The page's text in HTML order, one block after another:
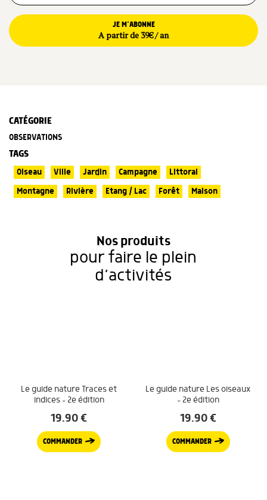
JE M’ABONNE
A partir de 39€ / an
CATÉGORIE
OBSERVATIONS
TAGS
Oiseau Ville Jardin Campagne
Littoral
Montagne
Rivière Etang / Lac Forêt Maison
Nos produits
pour faire le plein
d’activités
Le guide nature Traces et
indices – 2e édition
19.90€
COMMANDER
Le guide nature Les oiseaux
– 2e édition
19.90€
COMMANDER